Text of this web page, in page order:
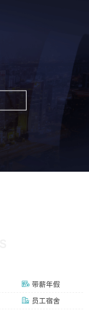
带薪年假
员工宿舍